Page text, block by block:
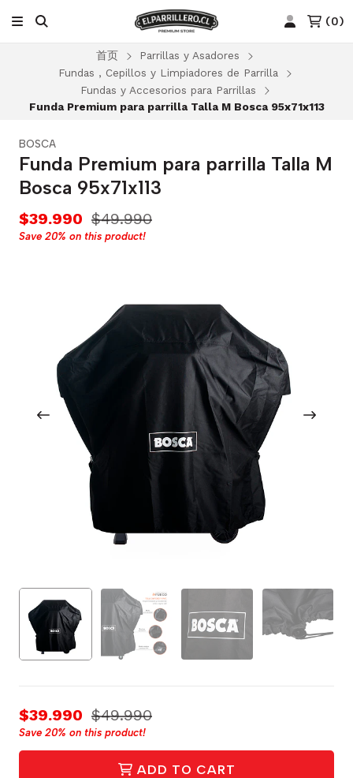
(0)
首页
Parrillas y Asadores
Fundas , Cepillos y Limpiadores de Parrilla
Fundas y Accesorios para Parrillas
Funda Premium para parrilla Talla M Bosca 95x71x113
BOSCA
Funda Premium para parrilla Talla M
Bosca 95x71x113
$39.990 $49.990
Save 20% on this product!
$39.990 $49.990
Save 20% on this product!
ADD TO CART